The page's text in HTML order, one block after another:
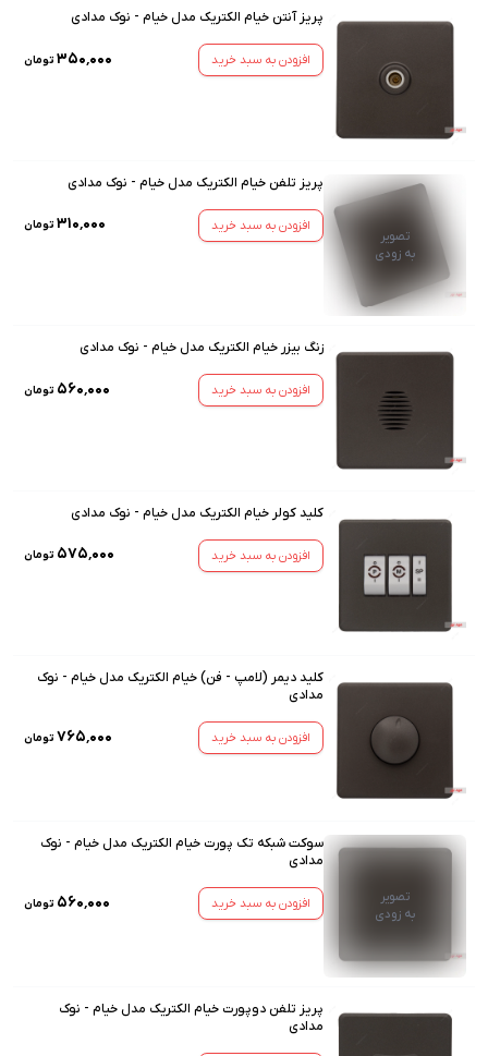
پریز آنتن خیام الکتریک مدل خیام - نوک مدادی
افزودن به سبد خرید ۳۵۰٬۰۰۰ تومان
تصویر
به زودی
پریز تلفن خیام الکتریک مدل خیام - نوک مدادی
افزودن به سبد خرید ۳۱۰٬۰۰۰ تومان
زنگ بیزر خیام الکتریک مدل خیام - نوک مدادی
افزودن به سبد خرید ۵۶۰٬۰۰۰ تومان
کلید کولر خیام الکتریک مدل خیام - نوک مدادی
افزودن به سبد خرید ۵۷۵٬۰۰۰ تومان
کلید دیمر (لامپ - فن) خیام الکتریک مدل خیام - نوک
مدادی
افزودن به سبد خرید ۷۶۵٬۰۰۰ تومان
تصویر
به زودی
سوکت شبکه تک پورت خیام الکتریک مدل خیام - نوک
مدادی
افزودن به سبد خرید ۵۶۰٬۰۰۰ تومان
پریز تلفن دوپورت خیام الکتریک مدل خیام - نوک
مدادی